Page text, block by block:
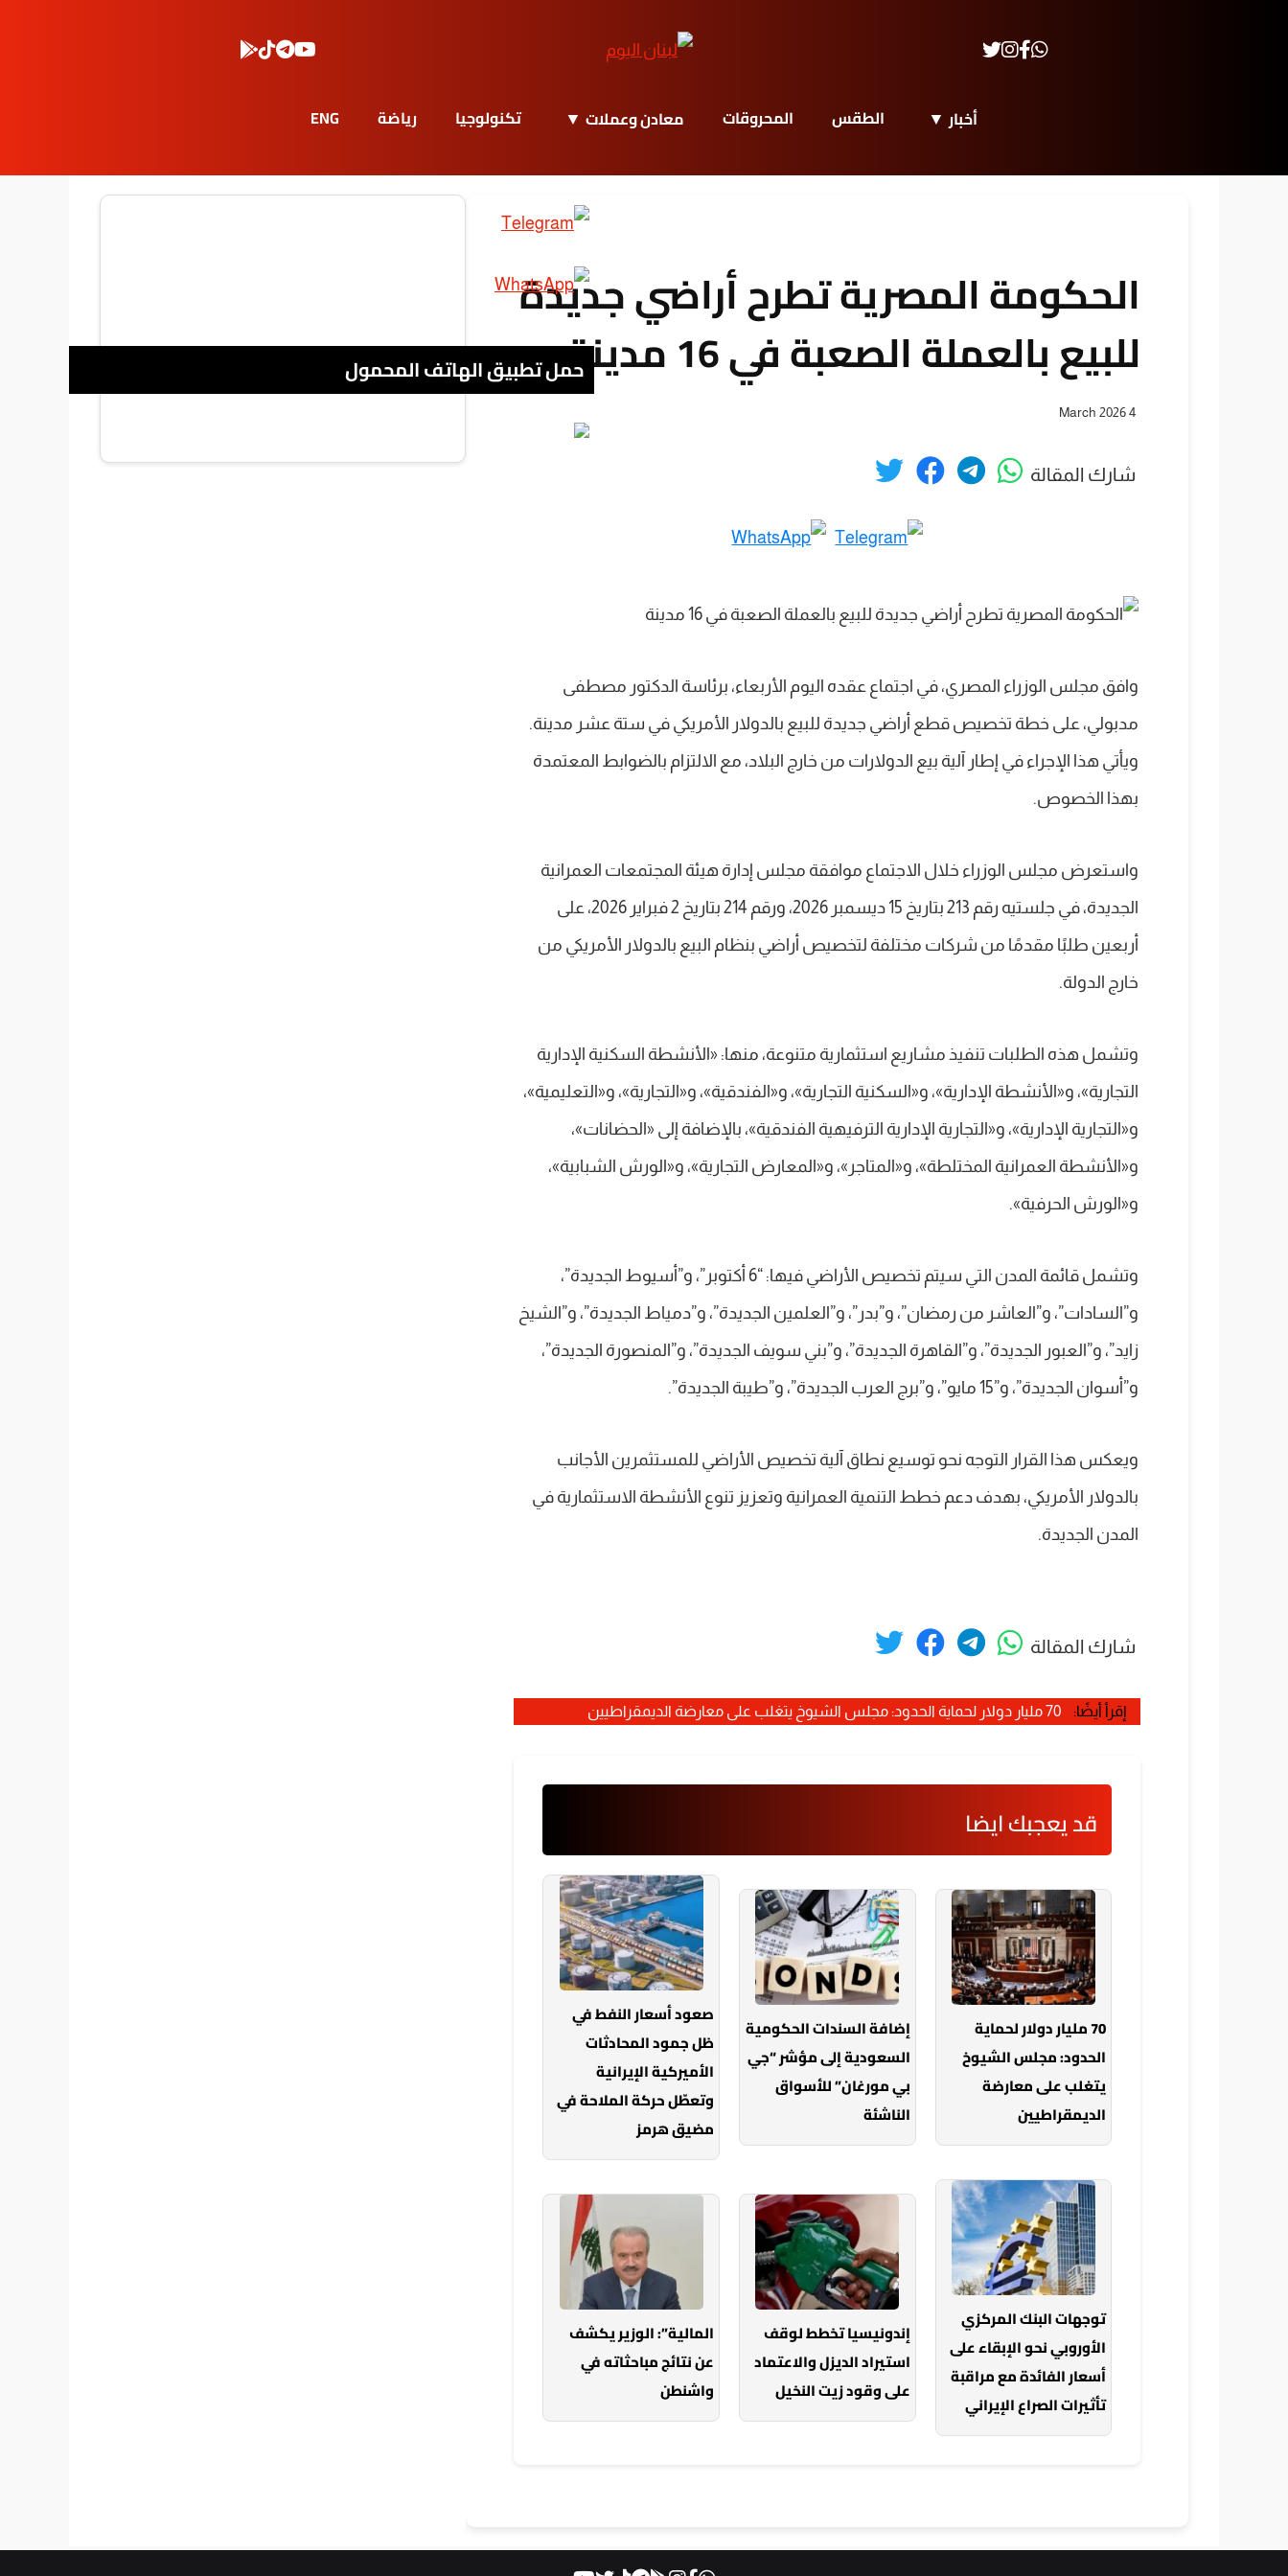
أخبار الطقس المحروقات معادن وعملات تكنولوجيا رياضة ENG
الحكومة المصرية تطرح أراضي جديدة
للبيع بالعملة الصعبة في 16 مدينة
4 March 2026
شارك المقالة
وافق مجلس الوزراء المصري، في اجتماع عقده اليوم الأربعاء، برئاسة الدكتور مصطفى
مدبولي، على خطة تخصيص قطع أراضي جديدة للبيع بالدولار الأمريكي في ستة عشر مدينة.
ويأتي هذا الإجراء في إطار آلية بيع الدولارات من خارج البلاد، مع الالتزام بالضوابط المعتمدة
بهذا الخصوص.
واستعرض مجلس الوزراء خلال الاجتماع موافقة مجلس إدارة هيئة المجتمعات العمرانية
الجديدة، في جلستيه رقم 213 بتاريخ 15 ديسمبر 2026، ورقم 214 بتاريخ 2 فبراير 2026، على
أربعين طلبًا مقدمًا من شركات مختلفة لتخصيص أراضي بنظام البيع بالدولار الأمريكي من
خارج الدولة.
وتشمل هذه الطلبات تنفيذ مشاريع استثمارية متنوعة، منها: «الأنشطة السكنية الإدارية
التجارية»، و«الأنشطة الإدارية»، و«السكنية التجارية»، و«الفندقية»، و«التجارية»، و«التعليمية»،
و«التجارية الإدارية»، و«التجارية الإدارية الترفيهية الفندقية»، بالإضافة إلى «الحضانات»،
و«الأنشطة العمرانية المختلطة»، و«المتاجر»، و«المعارض التجارية»، و«الورش الشبابية»،
و«الورش الحرفية».
وتشمل قائمة المدن التي سيتم تخصيص الأراضي فيها: “6 أكتوبر”، و”أسيوط الجديدة”،
و”السادات”، و”العاشر من رمضان”، و”بدر”، و”العلمين الجديدة”، و”دمياط الجديدة”، و”الشيخ
زايد”، و”العبور الجديدة”، و”القاهرة الجديدة”، و”بني سويف الجديدة”، و”المنصورة الجديدة”،
و”أسوان الجديدة”، و”15 مايو”، و”برج العرب الجديدة”، و”طيبة الجديدة”.
ويعكس هذا القرار التوجه نحو توسيع نطاق آلية تخصيص الأراضي للمستثمرين الأجانب
بالدولار الأمريكي، بهدف دعم خطط التنمية العمرانية وتعزيز تنوع الأنشطة الاستثمارية في
المدن الجديدة.
شارك المقالة
إقرأ أيضًا: 70 مليار دولار لحماية الحدود: مجلس الشيوخ يتغلب على معارضة الديمقراطيين
قد يعجبك ايضا
70 مليار دولار لحماية
الحدود: مجلس الشيوخ
يتغلب على معارضة
الديمقراطيين
إضافة السندات الحكومية
السعودية إلى مؤشر “جي
بي مورغان” للأسواق
الناشئة
صعود أسعار النفط في
ظل جمود المحادثات
الأميركية الإيرانية
وتعطّل حركة الملاحة في
مضيق هرمز
توجهات البنك المركزي
الأوروبي نحو الإبقاء على
أسعار الفائدة مع مراقبة
تأثيرات الصراع الإيراني
إندونيسيا تخطط لوقف
استيراد الديزل والاعتماد
على وقود زيت النخيل
المالية”: الوزير يكشف
عن نتائج مباحثاته في
واشنطن
حمل تطبيق الهاتف المحمول